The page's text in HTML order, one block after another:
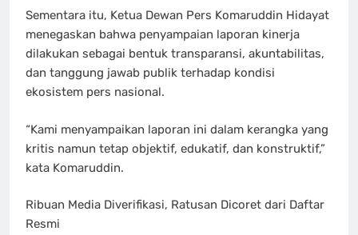
Sementara itu, Ketua Dewan Pers Komaruddin Hidayat
menegaskan bahwa penyampaian laporan kinerja
dilakukan sebagai bentuk transparansi, akuntabilitas,
dan tanggung jawab publik terhadap kondisi
ekosistem pers nasional.
“Kami menyampaikan laporan ini dalam kerangka yang
kritis namun tetap objektif, edukatif, dan konstruktif,”
kata Komaruddin.
Ribuan Media Diverifikasi, Ratusan Dicoret dari Daftar
Resmi